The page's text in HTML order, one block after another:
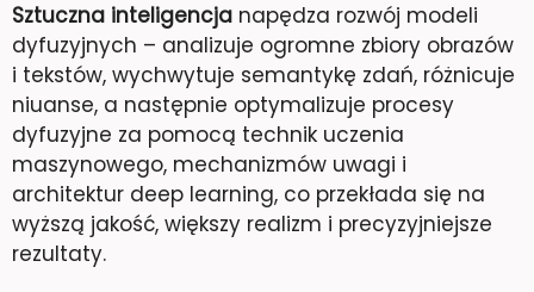
Sztuczna inteligencja napędza rozwój modeli
dyfuzyjnych – analizuje ogromne zbiory obrazów
i tekstów, wychwytuje semantykę zdań, różnicuje
niuanse, a następnie optymalizuje procesy
dyfuzyjne za pomocą technik uczenia
maszynowego, mechanizmów uwagi i
architektur deep learning, co przekłada się na
wyższą jakość, większy realizm i precyzyjniejsze
rezultaty.